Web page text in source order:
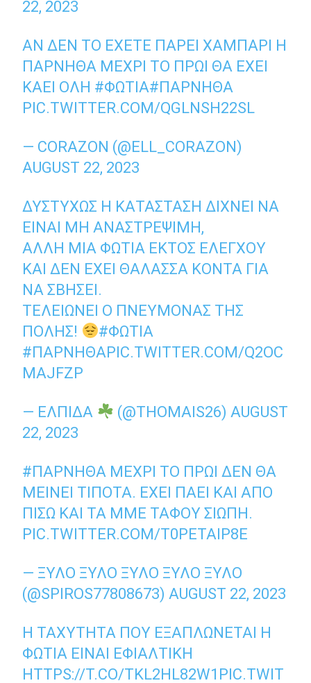
22, 2023
ΑΝ ΔΕΝ ΤΟ ΈΧΕΤΕ ΠΆΡΕΙ ΧΑΜΠΆΡΙ Η
ΠΆΡΝΗΘΑ ΜΈΧΡΙ ΤΟ ΠΡΩΊ ΘΑ ΈΧΕΙ
ΚΑΕΊ ΌΛΗ #ΦΩΤΙΑ#ΠΑΡΝΗΘΑ
PIC.TWITTER.COM/QGLNSH22SL
— CORAZON (@ELL_CORAZON)
AUGUST 22, 2023
ΔΥΣΤΥΧΏΣ Η ΚΑΤΆΣΤΑΣΗ ΔΊΧΝΕΙ ΝΑ
ΕΊΝΑΙ ΜΗ ΑΝΑΣΤΡΈΨΙΜΗ,
ΆΛΛΗ ΜΙΑ ΦΩΤΙΆ ΕΚΤΌΣ ΕΛΈΓΧΟΥ
ΚΑΙ ΔΕΝ ΈΧΕΙ ΘΆΛΑΣΣΑ ΚΟΝΤΆ ΓΙΑ
ΝΑ ΣΒΉΣΕΙ.
ΤΕΛΕΙΏΝΕΙ Ο ΠΝΕΎΜΟΝΑΣ ΤΗΣ
ΠΌΛΗΣ!
#ΦΩΤΙΑ
#ΠΑΡΝΗΘΑPIC.TWITTER.COM/Q2OC
MAJFZP
— ΕΛΠΊΔΑ (@THOMAIS26) AUGUST
22, 2023
#ΠΑΡΝΗΘΑ ΜΕΧΡΙ ΤΟ ΠΡΩΙ ΔΕΝ ΘΑ
ΜΕΙΝΕΙ ΤΙΠΟΤΑ. ΕΧΕΙ ΠΑΕΙ ΚΑΙ ΑΠΟ
ΠΙΣΩ ΚΑΙ ΤΑ ΜΜΕ ΤΑΦΟΥ ΣΙΩΠΗ.
PIC.TWITTER.COM/T0PETAIP8E
— ΞΥΛΟ ΞΥΛΟ ΞΥΛΟ ΞΥΛΟ ΞΥΛΟ
(@SPIROS77808673) AUGUST 22, 2023
Η ΤΑΧΎΤΗΤΑ ΠΟΥ ΕΞΑΠΛΏΝΕΤΑΙ Η
ΦΩΤΙΆ ΕΊΝΑΙ ΕΦΙΑΛΤΙΚΉ
HTTPS://T.CO/TKL2HL82W1 PIC.TWIT